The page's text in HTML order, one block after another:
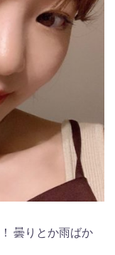
曇りとか雨ばか